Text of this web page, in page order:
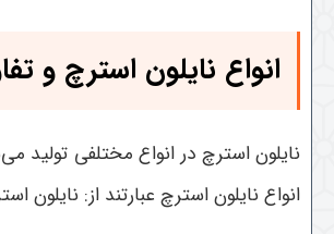
انواع نایلون استرچ و
نایلون استرچ در انواع مختلفی
انواع نایلون استرچ عبارتند از: